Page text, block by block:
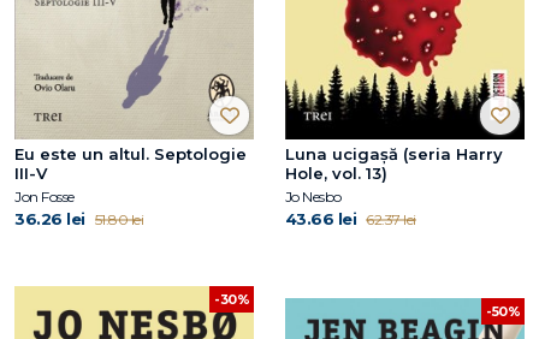
Eu este un altul. Septologie
III-V
Jon Fosse
36.26 lei 51.80 lei
Luna ucigașă (seria Harry
Hole, vol. 13)
Jo Nesbo
43.66 lei 62.37 lei
-30%
-50%